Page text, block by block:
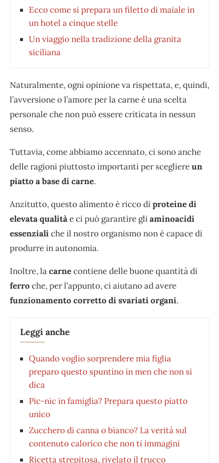
Ecco come si prepara un filetto di maiale in
un hotel a cinque stelle
Un viaggio nella tradizione della granita
siciliana
Naturalmente, ogni opinione va rispettata, e, quindi,
l’avversione o l’amore per la carne è una scelta
personale che non può essere criticata in nessun
senso.
Tuttavia, come abbiamo accennato, ci sono anche
delle ragioni piuttosto importanti per scegliereun
piatto a base di carne.
Anzitutto, questo alimento è ricco diproteine di
elevata qualitàe ci può garantire gliaminoacidi
essenzialiche il nostro organismo non è capace di
produrre in autonomia.
Inoltre, lacarnecontiene delle buone quantità di
ferro che, per l’appunto, ci aiutano ad avere
funzionamento corretto di svariati organi.
Leggi anche
Quando voglio sorprendere mia figlia
preparo questo spuntino in men che non si
dica
Pic-nic in famiglia? Prepara questo piatto
unico
Zucchero di canna o bianco? La verità sul
contenuto calorico che non ti immagini
Ricetta strepitosa, rivelato il trucco